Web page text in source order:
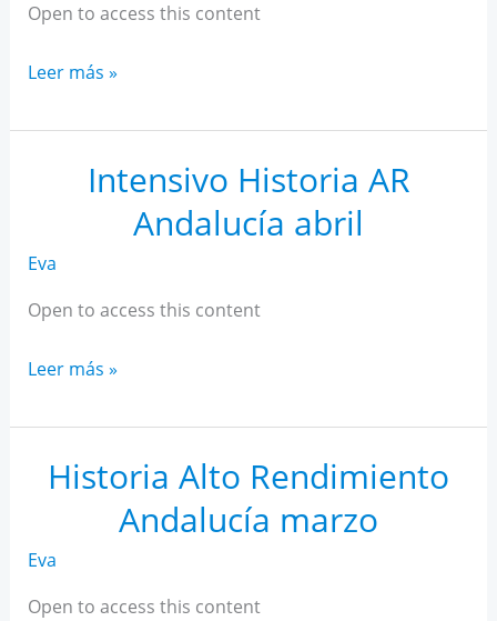
Open to access this content
Intensivo
AR
Andalucía
Leer más »
Intensivo Historia AR
Andalucía abril
Eva
Open to access this content
Intensivo
AR
Andalucía
abril
Leer más »
Historia Alto Rendimiento
Andalucía marzo
Eva
Open to access this content